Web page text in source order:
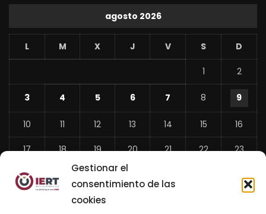
Gestionar el
consentimiento de las
cookies
agosto 2026
L M X J V S D
1 2
3 4 5 6 7 8 9
10 11 12 13 14 15 16
17 18 19 20 21 22 23
24 26 27